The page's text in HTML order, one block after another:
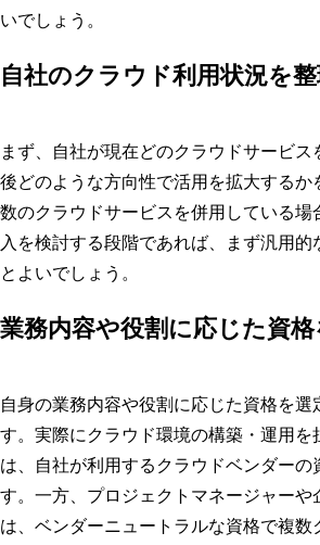
いでしょう。
自社のクラウド利用状況を
まず、自社が現在どのクラウドサービス
後どのような方向性で活用を拡大するか
数のクラウドサービスを併用している場
入を検討する段階であれば、まず汎用的
とよいでしょう。
業務内容や役割に応じた資
自身の業務内容や役割に応じた資格を選
す。実際にクラウド環境の構築・運用を
は、自社が利用するクラウドベンダーの
す。一方、プロジェクトマネージャーや
は、ベンダーニュートラルな資格で複数